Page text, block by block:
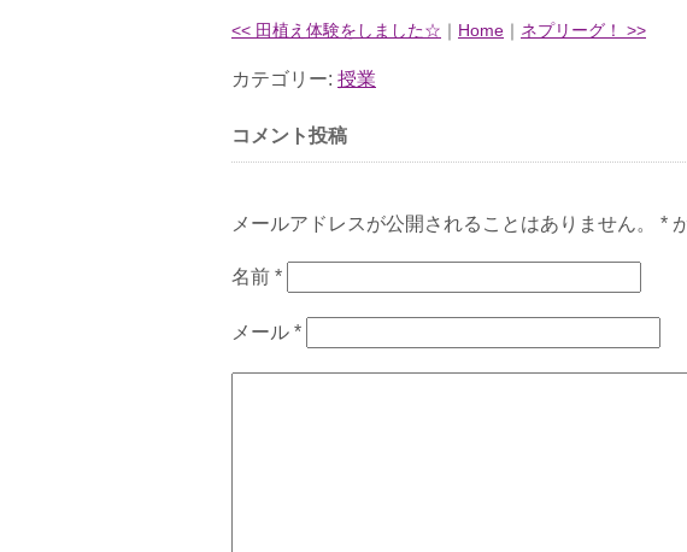
<< 田植え体験をしました☆ ｜ Home ｜ ネプリーグ！ >>
カテゴリー: 授業
コメント投稿
メールアドレスが公開されることはありません。 *
名前 *
メール *